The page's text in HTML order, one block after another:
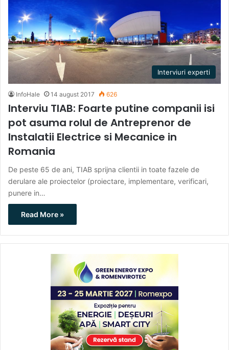
Interviuri experti
InfoHale 14 august 2017 626
Interviu TIAB: Foarte putine companii isi
pot asuma rolul de Antreprenor de
Instalatii Electrice si Mecanice in
Romania
De peste 65 de ani, TIAB sprijna clientii in toate fazele de
derulare ale proiectelor (proiectare, implementare, verificari,
punere in…
Read More »